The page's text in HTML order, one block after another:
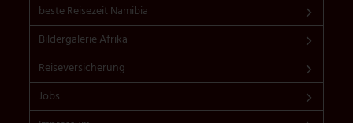
beste Reisezeit Namibia
Bildergalerie Afrika
Reiseversicherung
Jobs